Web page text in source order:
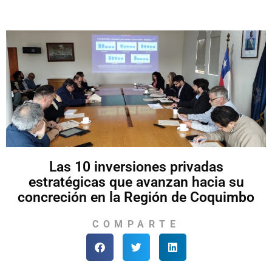
Las 10 inversiones privadas
estratégicas que avanzan hacia su
concreción en la Región de Coquimbo
COMPARTE